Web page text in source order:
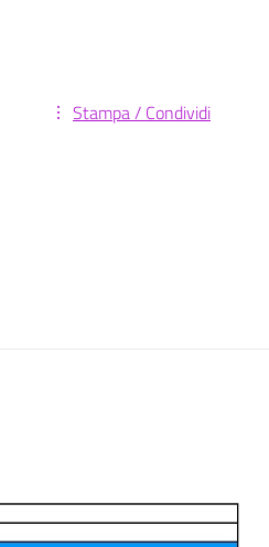
Stampa / Condividi